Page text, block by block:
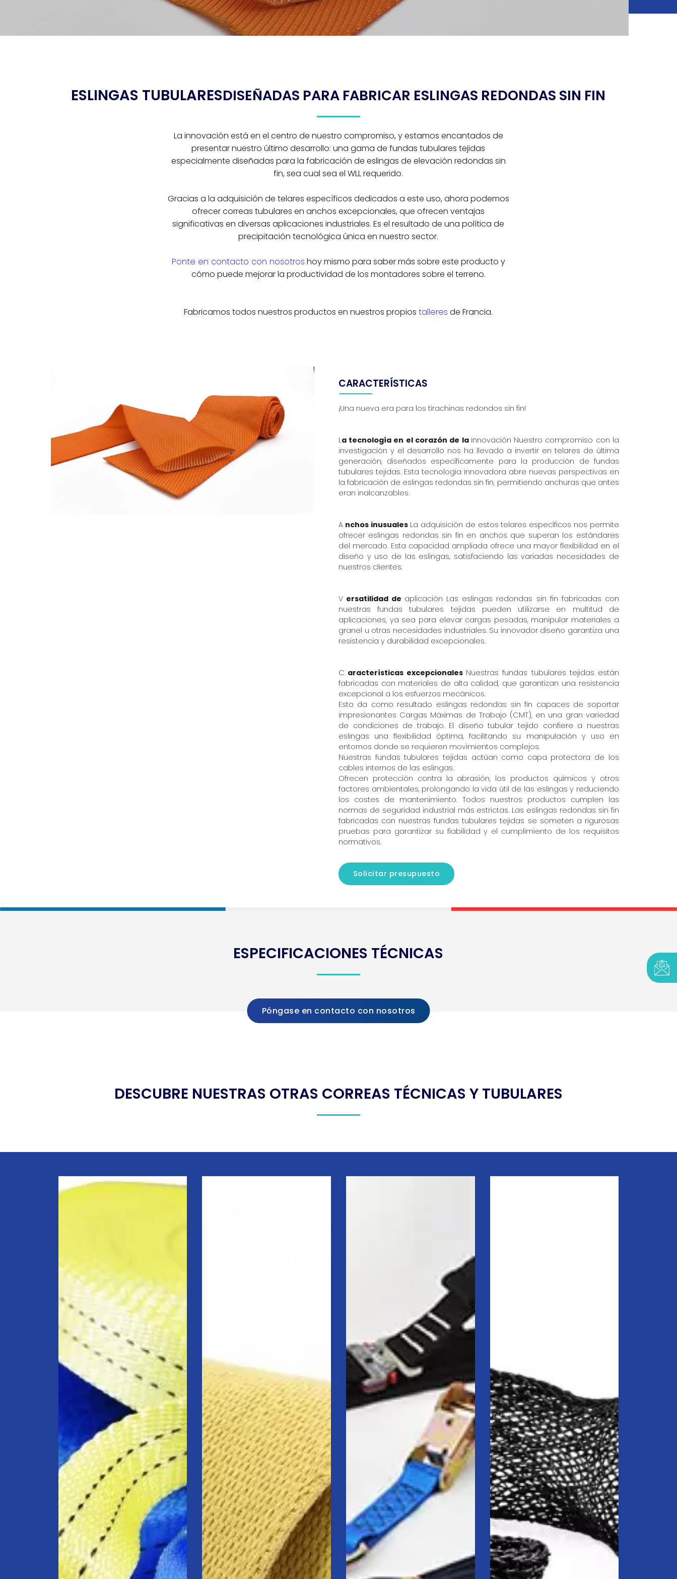
ESLINGAS TUBULARESDISEÑADAS PARA FABRICAR ESLINGAS REDONDAS SIN FIN
La innovación está en el centro de nuestro compromiso, y estamos encantados de
presentar nuestro último desarrollo: una gama de fundas tubulares tejidas
especialmente diseñadas para la fabricación de eslingas de elevación redondas sin
fin, sea cual sea el WLL requerido.
Gracias a la adquisición de telares específicos dedicados a este uso, ahora podemos
ofrecer correas tubulares en anchos excepcionales, que ofrecen ventajas
significativas en diversas aplicaciones industriales. Es el resultado de una política de
precipitación tecnológica única en nuestro sector.
Ponte en contacto con nosotros hoy mismo para saber más sobre este producto y
cómo puede mejorar la productividad de los montadores sobre el terreno.
Fabricamos todos nuestros productos en nuestros propiostalleres de Francia.
CARACTERÍSTICAS
¡Una nueva era para los tirachinas redondos sin fin!
La tecnología en el corazón de la innovación Nuestro compromiso con la
investigación y el desarrollo nos ha llevado a invertir en telares de última
generación, diseñados específicamente para la producción de fundas
tubulares tejidas. Esta tecnología innovadora abre nuevas perspectivas en
la fabricación de eslingas redondas sin fin, permitiendo anchuras que antes
eran inalcanzables.
Anchos inusualesLa adquisición de estos telares específicos nos permite
ofrecer eslingas redondas sin fin en anchos que superan los estándares
del mercado. Esta capacidad ampliada ofrece una mayor flexibilidad en el
diseño y uso de las eslingas, satisfaciendo las variadas necesidades de
nuestros clientes.
Versatilidad de aplicación Las eslingas redondas sin fin fabricadas con
nuestras fundas tubulares tejidas pueden utilizarse en multitud de
aplicaciones, ya sea para elevar cargas pesadas, manipular materiales a
granel u otras necesidades industriales. Su innovador diseño garantiza una
resistencia y durabilidad excepcionales.
C aracterísticas excepcionales Nuestras fundas tubulares tejidas están
fabricadas con materiales de alta calidad, que garantizan una resistencia
excepcional a los esfuerzos mecánicos.
Esto da como resultado eslingas redondas sin fin capaces de soportar
impresionantes Cargas Máximas de Trabajo (CMT), en una gran variedad
de condiciones de trabajo. El diseño tubular tejido confiere a nuestras
eslingas una flexibilidad óptima, facilitando su manipulación y uso en
entornos donde se requieren movimientos complejos.
Nuestras fundas tubulares tejidas actúan como capa protectora de los
cables internos de las eslingas.
Ofrecen protección contra la abrasión, los productos químicos y otros
factores ambientales, prolongando la vida útil de las eslingas y reduciendo
los costes de mantenimiento. Todos nuestros productos cumplen las
normas de seguridad industrial más estrictas. Las eslingas redondas sin fin
fabricadas con nuestras fundas tubulares tejidas se someten a rigurosas
pruebas para garantizar su fiabilidad y el cumplimiento de los requisitos
normativos.
Solicitar presupuesto
ESPECIFICACIONES TÉCNICAS
Póngase en contacto con nosotros
DESCUBRE NUESTRAS OTRAS CORREAS TÉCNICAS Y TUBULARES